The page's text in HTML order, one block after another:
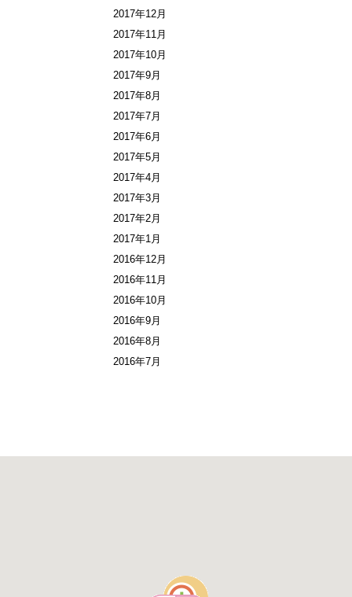
2017年12月
2017年11月
2017年10月
2017年9月
2017年8月
2017年7月
2017年6月
2017年5月
2017年4月
2017年3月
2017年2月
2017年1月
2016年12月
2016年11月
2016年10月
2016年9月
2016年8月
2016年7月